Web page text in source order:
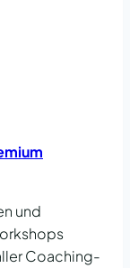
und
Coaching-